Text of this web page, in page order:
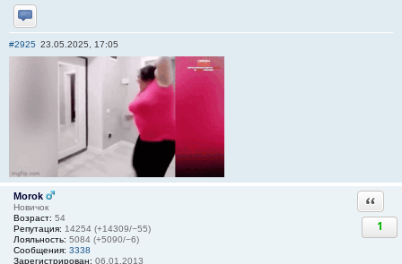
Отправить личное сообщение
#2925 23.05.2025, 17:05
Morok
Новичок
Возраст: 54
Репутация: 14254 (+14309/−55)
Лояльность: 5084 (+5090/−6)
Сообщения: 3338
Зарегистрирован: 06.01.2013
1